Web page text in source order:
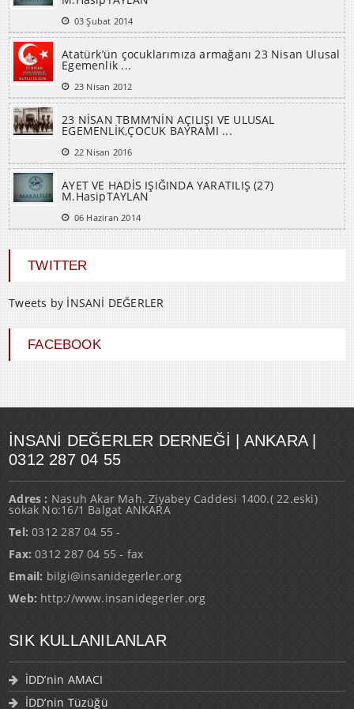
Atatürk’ün çocuklarımıza armağanı 23 Nisan Ulusal
Egemenlik ...
23 NİSAN TBMM’NİN AÇILIŞI VE ULUSAL
EGEMENLİK,ÇOCUK BAYRAMI ...
AYET VE HADİS IŞIĞINDA YARATILIŞ (27)
M.HasipTAYLAN
TWITTER
Tweets by İNSANİ DEĞERLER
FACEBOOK
İNSANI DEĞERLER DERNEĞI | ANKARA |
0312 287 04 55
Adres : Nasuh Akar Mah. Ziyabey Caddesi 1400.( 22.eski)
sokak No:16/1 Balgat ANKARA
Tel:
0312 287 04 55 - fax
Email: bilgi@insanidegerler.org
Web:
http://www.insanidegerler.org
SIK KULLANILANLAR
İDD’nin AMACI
İDD’nin Tüzüğü